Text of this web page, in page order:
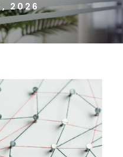
2026